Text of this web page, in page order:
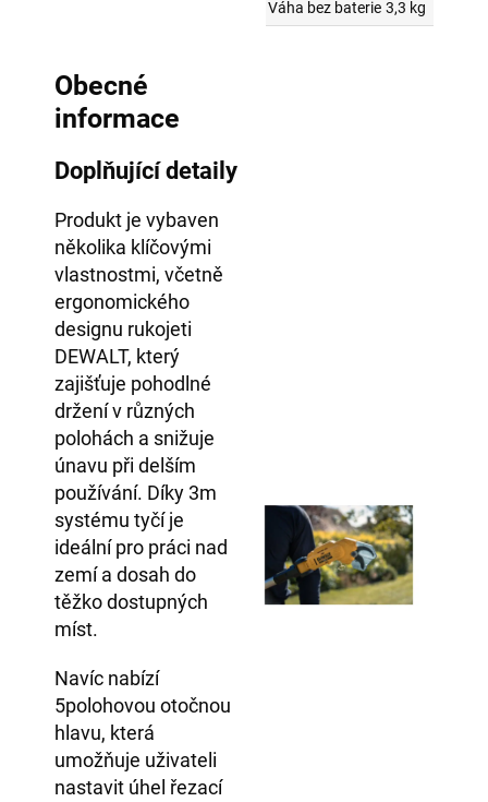
Váha bez baterie 3,3 kg
Obecné
informace
Doplňující detaily
Produkt je vybaven
několika klíčovými
vlastnostmi, včetně
ergonomického
designu rukojeti
DEWALT, který
zajišťuje pohodlné
držení v různých
polohách a snižuje
únavu při delším
používání. Díky 3m
systému tyčí je
ideální pro práci nad
zemí a dosah do
těžko dostupných
míst.
Navíc nabízí
5polohovou otočnou
hlavu, která
umožňuje uživateli
nastavit úhel řezací